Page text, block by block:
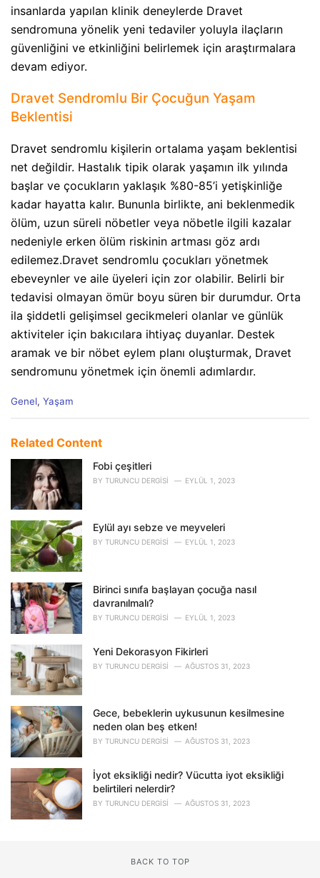
insanlarda yapılan klinik deneylerde Dravet
sendromuna yönelik yeni tedaviler yoluyla ilaçların
güvenliğini ve etkinliğini belirlemek için araştırmalara
devam ediyor.
Dravet Sendromlu Bir Çocuğun Yaşam
Beklentisi​
Dravet sendromlu kişilerin ortalama yaşam beklentisi
net değildir. Hastalık tipik olarak yaşamın ilk yılında
başlar ve çocukların yaklaşık %80-85’i yetişkinliğe
kadar hayatta kalır. Bununla birlikte, ani beklenmedik
ölüm, uzun süreli nöbetler veya nöbetle ilgili kazalar
nedeniyle erken ölüm riskinin artması göz ardı
edilemez.Dravet sendromlu çocukları yönetmek
ebeveynler ve aile üyeleri için zor olabilir. Belirli bir
tedavisi olmayan ömür boyu süren bir durumdur. Orta
ila şiddetli gelişimsel gecikmeleri olanlar ve günlük
aktiviteler için bakıcılara ihtiyaç duyanlar. Destek
aramak ve bir nöbet eylem planı oluşturmak, Dravet
sendromunu yönetmek için önemli adımlardır.
C
e
e
:
Genel, Yaşam
Related Content
Fobi çeşitleri
BY TURUNCU DERGISI EYLÜL 1, 2023
Eylül ayı sebze ve meyveleri
BY TURUNCU DERGISI EYLÜL 1, 2023
Birinci sınıfa başlayan çocuğa nasıl
davranılmalı?
BY TURUNCU DERGISI EYLÜL 1, 2023
Yeni Dekorasyon Fikirleri
BY TURUNCU DERGISI AĞUSTOS 31, 2023
Gece, bebeklerin uykusunun kesilmesine
neden olan beş etken!
BY TURUNCU DERGISI AĞUSTOS 31, 2023
İyot eksikliği nedir? Vücutta iyot eksikliği
belirtileri nelerdir?
BY TURUNCU DERGISI AĞUSTOS 31, 2023
BACK TO TOP